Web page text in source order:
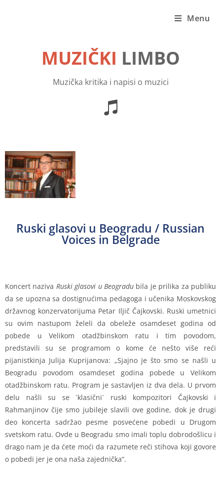
Menu
MUZIČKI LIMBO
Muzička kritika i napisi o muzici
Ruski glasovi u Beogradu / Russian
Voices in Belgrade
Koncert naziva Ruski glasovi u Beogradu bila je prilika za publiku
da se upozna sa dostignućima pedagoga i učenika Moskovskog
državnog konzervatorijuma Petar Iljič Čajkovski. Ruski umetnici
su ovim nastupom želeli da obeleže osamdeset godina od
pobede u Velikom otadžbinskom ratu i tim povodom,
predstavili su se programom o kome će nešto više reći
pijanistkinja Julija Kuprijanova: „Sjajno je što smo se našli u
Beogradu povodom osamdeset godina pobede u Velikom
otadžbinskom ratu. Program je sastavljen iz dva dela. U prvom
delu našli su se `klasični` ruski kompozitori Čajkovski i
Rahmanjinov čije smo jubileje slavili ove godine, dok je drugi
deo koncerta sadržao pesme posvećene pobedi u Drugom
svetskom ratu. Ovde u Beogradu smo imali toplu dobrodošlicu i
drago nam je da ćete moći da razumete reči stihova koji govore
o pobedi jer je ona naša zajednička“.